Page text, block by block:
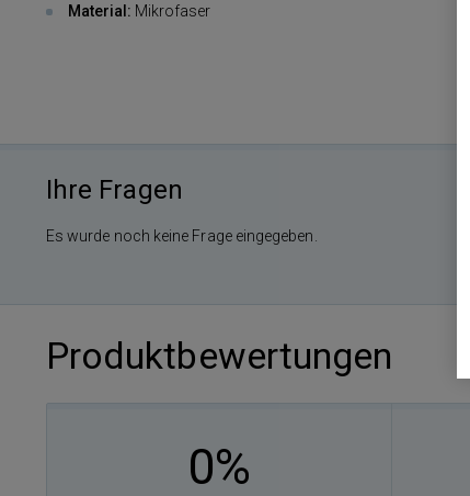
Material: Mikrofaser
Ihre Fragen
Es wurde noch keine Frage eingegeben.
Produktbewertungen
0%